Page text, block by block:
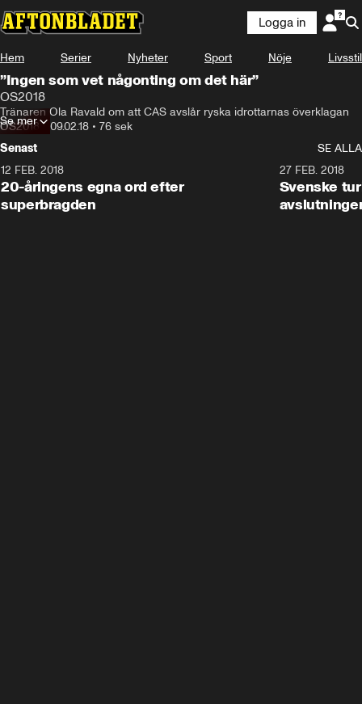
Logga in
Hem Serier Nyheter Sport Nöje Livsstil
”Ingen som vet någonting om det här”
OS2018
Tränaren Ola Ravald om att CAS avslår ryska idrottarnas överklagan
OS2018• 09.02.18 • 76 sek
Se mer
Senast
SE ALLA
12 FEB. 2018
20-åringens egna ord efter
superbragden
27 FEB. 2018
Svenske